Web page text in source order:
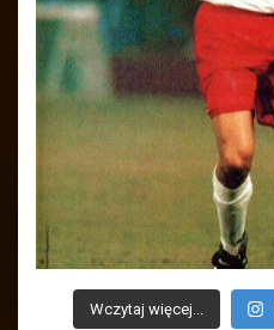
Wczytaj więcej...